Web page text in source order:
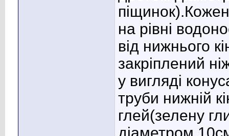
на рівні
від нижнього
закріплений
у вигляді
труби нижній
глей(зелену